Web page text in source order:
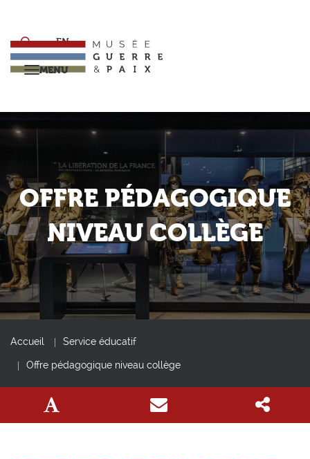
contenu
principal
EN
MENU
Retour
OFFRE PÉDAGOGIQUE
NIVEAU COLLÈGE
Accueil Service éducatif
Offre pédagogique niveau collège